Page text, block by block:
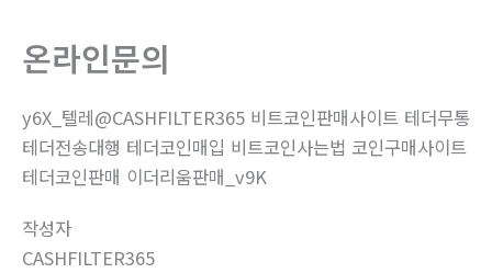
온라인문의
y6X_텔레@CASHFILTER365 비트코인판매사이트 테더무통
테더전송대행 테더코인매입 비트코인사는법 코인구매사이트
테더코인판매 이더리움판매_v9K
작성자
CASHFILTER365